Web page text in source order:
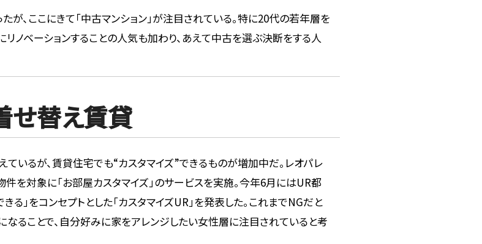
が、ここにきて「中古マンション」が注目されている。特に20代の若年層を
ノベーションすることの人気も加わり、あえて中古を選ぶ決断をする人
せ替え賃貸
いるが、賃貸住宅でも“カスタマイズ”できるものが増加中だ。レオパレ
を対象に「お部屋カスタマイズ」のサービスを実施。今年6月にはUR都
」をコンセプトとした「カスタマイズUR」を発表した。これまでNGだと
ることで、自分好みに家をアレンジしたい女性層に注目されていると考